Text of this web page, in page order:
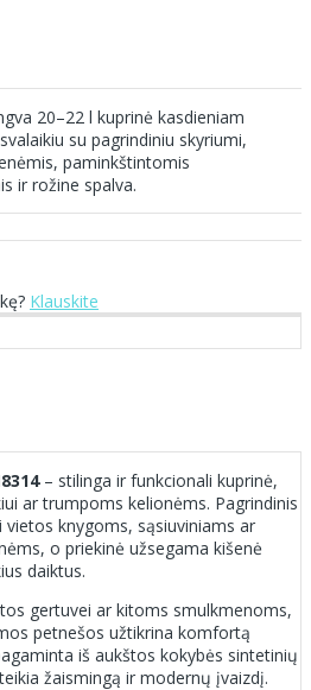
20–22 l kuprinė kasdieniam
su pagrindiniu skyriumi,
paminkštintomis
ir rožine spalva.
Klauskite
– stilinga ir funkcionali kuprinė,
ar trumpoms kelionėms. Pagrindinis
vietos knygoms, sąsiuviniams ar
o priekinė užsegama kišenė
daiktus.
gertuvei ar kitoms smulkmenoms,
petnešos užtikrina komfortą
iš aukštos kokybės sintetinių
žaismingą ir modernų įvaizdį.